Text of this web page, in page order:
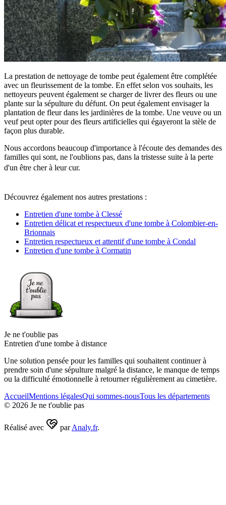
La prestation de nettoyage de tombe peut également être complétée
avec un fleurissement de la tombe. En effet selon vos souhaits, les
nettoyeurs peuvent également se charger de livrer des fleurs ou une
plante sur la sépulture du défunt. On peut également envisager la
plantation de fleur dans les jardinières de la tombe. Une veuve ou un
veuf peut opter pour des fleurs artificielles qui égayeront la stèle de
façon plus durable.
Nous accordons beaucoup d'importance à l'écoute des demandes des
familles qui sont, ne l'oublions pas, dans la tristesse suite à la perte
d'un être cher à leur cur.
Découvrez également nos autres prestations :
Entretien d'une tombe à Clessé
Entretien délicat et respectueux d'une tombe à Colombier-en-
Brionnais
Entretien respectueux et attentif d'une tombe à Condal
Entretien d'une tombe à Cormatin
Je ne t'oublie pas
Entretien d'une tombe à distance
Une solution pensée pour les familles qui souhaitent continuer à
prendre soin d'une sépulture malgré la distance, le manque de temps
ou la difficulté émotionnelle à retourner régulièrement au cimetière.
AccueilMentions légalesQui sommes-nousTous les départements
© 2026 Je ne t'oublie pas
Réalisé avec par Analy.fr.